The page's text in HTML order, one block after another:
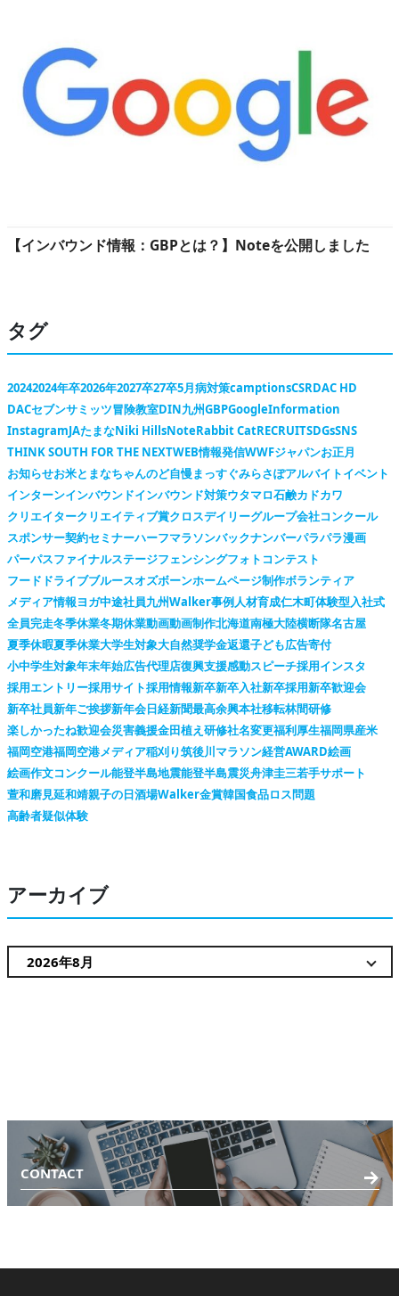
【インバウンド情報：GBPとは？】Noteを公開しました
タグ
20242024年卒2026年2027卒27卒5月病対策camptionsCSRDAC HD
DACセブンサミッツ冒険教室DIN九州GBPGoogleInformation
InstagramJAたまなNiki HillsNoteRabbit CatRECRUITSDGsSNS
THINK SOUTH FOR THE NEXTWEB情報発信WWFジャパンお正月
お知らせお米とまなちゃんのど自慢まっすぐみらさぽアルバイトイベント
インターンインバウンドインバウンド対策ウタマロ石鹸カドカワ
クリエイタークリエイティブ賞クロスデイリーグループ会社コンクール
スポンサー契約セミナーハーフマラソンバックナンバーパラパラ漫画
パーパスファイナルステージフェンシングフォトコンテスト
フードドライブブルースオズボーンホームページ制作ボランティア
メディア情報ヨガ中途社員九州Walker事例人材育成仁木町体験型入社式
全員完走冬季休業冬期休業動画動画制作北海道南極大陸横断隊名古屋
夏季休暇夏季休業大学生対象大自然奨学金返還子ども広告寄付
小中学生対象年末年始広告代理店復興支援感動スピーチ採用インスタ
採用エントリー採用サイト採用情報新卒新卒入社新卒採用新卒歓迎会
新卒社員新年ご挨拶新年会日経新聞最高余興本社移転林間研修
楽しかったね歓迎会災害義援金田植え研修社名変更福利厚生福岡県産米
福岡空港福岡空港メディア稲刈り筑後川マラソン経営AWARD絵画
絵画作文コンクール能登半島地震能登半島震災舟津圭三若手サポート
萱和磨見延和靖親子の日酒場Walker金賞韓国食品ロス問題
高齢者疑似体験
アーカイブ
CONTACT